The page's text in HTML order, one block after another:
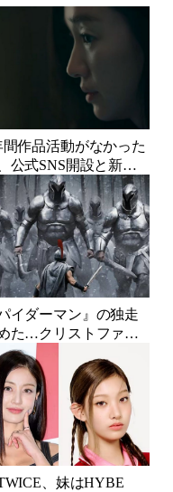
間作品活動がなかった
公式SNS開設と新ビ
ル公開で復帰説が急
イダーマン』の独走
た…クリストファ
ーラン史上最大、390
超大作がついに韓国
、妹はHYBE